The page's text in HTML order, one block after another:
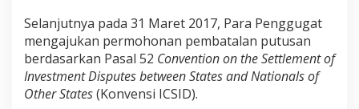
Selanjutnya pada 31 Maret 2017, Para Penggugat
mengajukan permohonan pembatalan putusan
berdasarkan Pasal 52 Convention on the Settlement of
Investment Disputes between States and Nationals of
Other States(Konvensi ICSID).